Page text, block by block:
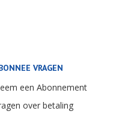
VRAGEN
een Abonnement
over betaling